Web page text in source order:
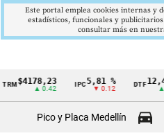
Cintillo
▲ 0.42
IPC 5,81 %
▼ 0.12
DTF 12,48 %
▲ 0.05
Pico y Placa Medellín
Este portal emplea cookies internas y
estadísticos, funcionales y
consultar más en